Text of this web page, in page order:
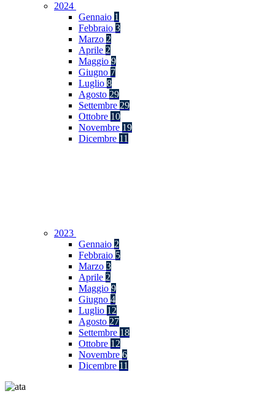
2024
Gennaio 1
Febbraio 3
Marzo 2
Aprile 2
Maggio 9
Giugno 7
Luglio 8
Agosto 29
Settembre 29
Ottobre 10
Novembre 19
Dicembre 11
2023
Gennaio 2
Febbraio 5
Marzo 3
Aprile 2
Maggio 9
Giugno 4
Luglio 12
Agosto 27
Settembre 18
Ottobre 12
Novembre 6
Dicembre 11